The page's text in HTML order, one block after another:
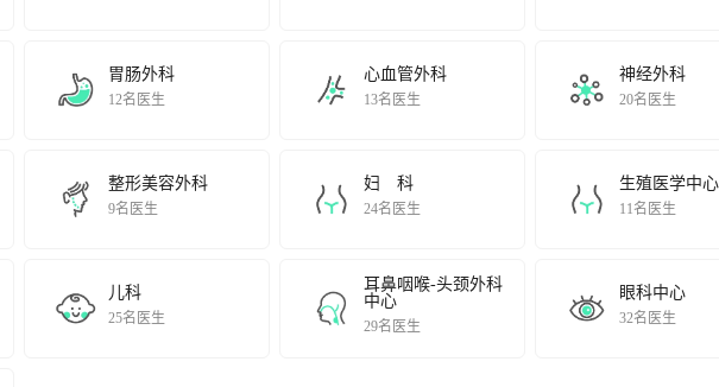
胃肠外科
12名医生
心血管外科
13名医生
神经外科
20名医生
整形美容外科
9名医生
妇 科
24名医生
生殖医学中心
11名医生
儿科
25名医生
耳鼻咽喉-头颈外科
中心
29名医生
眼科中心
32名医生